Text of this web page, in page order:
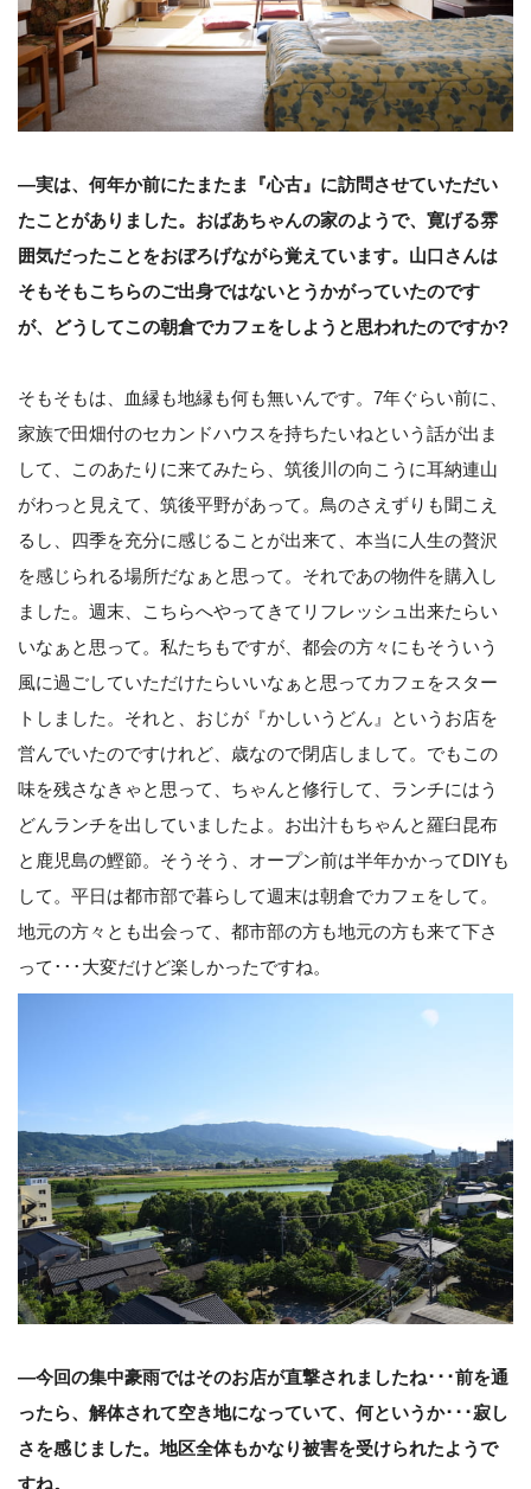
―実は、何年か前にたまたま『心古』に訪問させていただい
たことがありました。おばあちゃんの家のようで、寛げる雰
囲気だったことをおぼろげながら覚えています。山口さんは
そもそもこちらのご出身ではないとうかがっていたのです
が、どうしてこの朝倉でカフェをしようと思われたのですか?
そもそもは、血縁も地縁も何も無いんです。7年ぐらい前に、
家族で田畑付のセカンドハウスを持ちたいねという話が出ま
して、このあたりに来てみたら、筑後川の向こうに耳納連山
がわっと見えて、筑後平野があって。鳥のさえずりも聞こえ
るし、四季を充分に感じることが出来て、本当に人生の贅沢
を感じられる場所だなぁと思って。それであの物件を購入し
ました。週末、こちらへやってきてリフレッシュ出来たらい
いなぁと思って。私たちもですが、都会の方々にもそういう
風に過ごしていただけたらいいなぁと思ってカフェをスター
トしました。それと、おじが『かしいうどん』というお店を
営んでいたのですけれど、歳なので閉店しまして。でもこの
味を残さなきゃと思って、ちゃんと修行して、ランチにはう
どんランチを出していましたよ。お出汁もちゃんと羅臼昆布
と鹿児島の鰹節。そうそう、オープン前は半年かかってDIYも
して。平日は都市部で暮らして週末は朝倉でカフェをして。
地元の方々とも出会って、都市部の方も地元の方も来て下さ
って･･･大変だけど楽しかったですね。
―今回の集中豪雨ではそのお店が直撃されましたね･･･前を通
ったら、解体されて空き地になっていて、何というか･･･寂し
さを感じました。地区全体もかなり被害を受けられたようで
すね。